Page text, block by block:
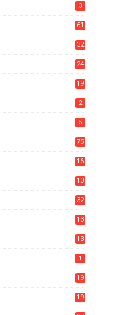
3
61
32
24
19
2
5
75
16
10
32
13
13
1
19
19